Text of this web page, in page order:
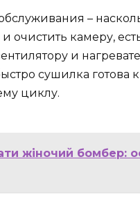
–
и очистить камеру,
и
сушилка готова к
циклу.
жіночий бомбер: